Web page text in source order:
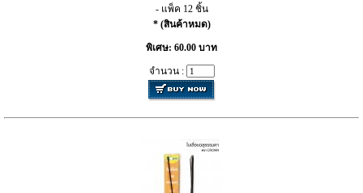
- แพ็ค 12 ชิ้น
* (สินค้าหมด)
พิเศษ: 60.00 บาท
จำนวน :